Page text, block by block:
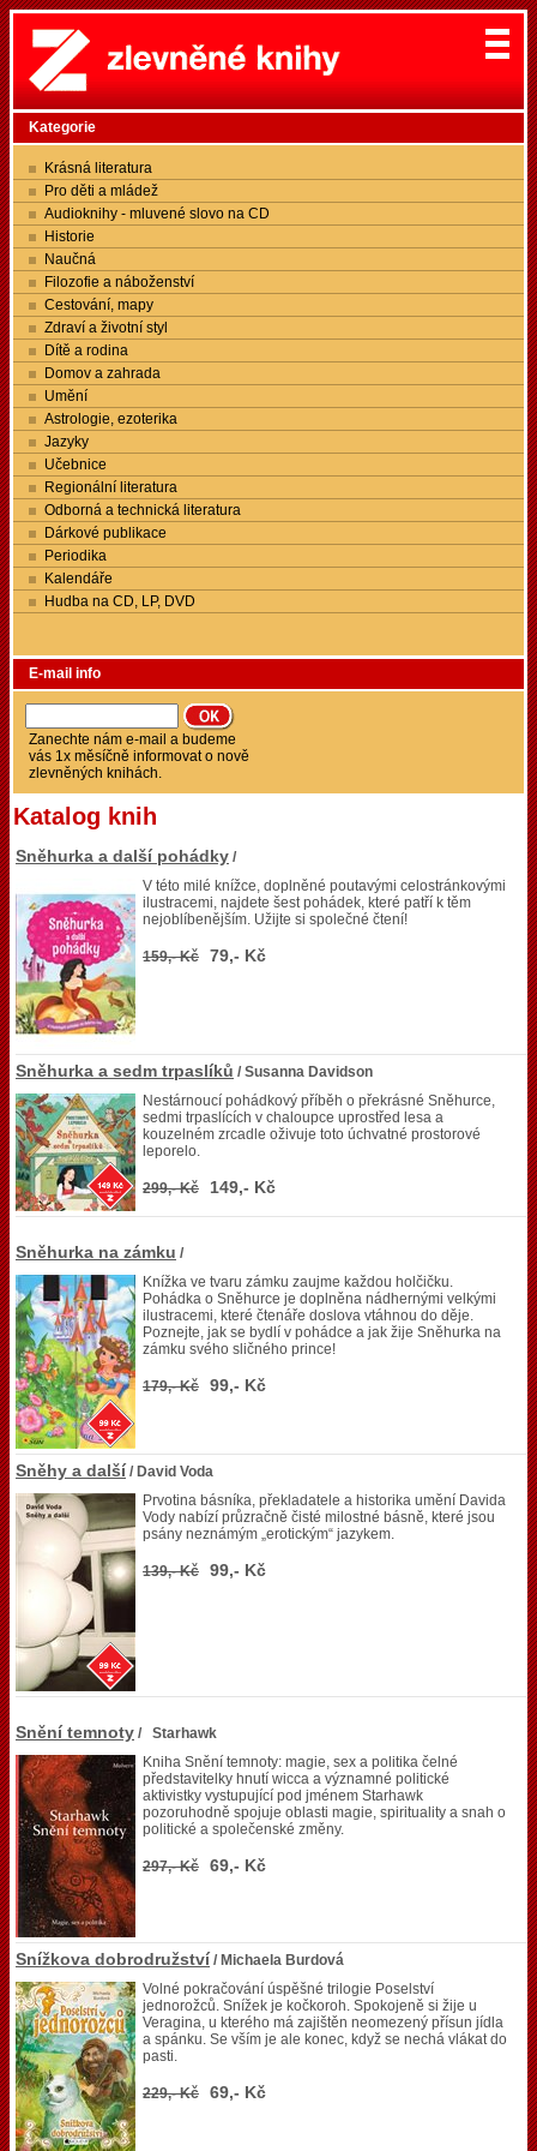
Kategorie
Krásná literatura
Pro děti a mládež
Audioknihy - mluvené slovo na CD
Historie
Naučná
Filozofie a náboženství
Cestování, mapy
Zdraví a životní styl
Dítě a rodina
Domov a zahrada
Umění
Astrologie, ezoterika
Jazyky
Učebnice
Regionální literatura
Odborná a technická literatura
Dárkové publikace
Periodika
Kalendáře
Hudba na CD, LP, DVD
E-mail info
Zanechte nám e-mail a budeme
vás 1x měsíčně informovat o nově
zlevněných knihách.
Katalog knih
Sněhurka a další pohádky /
V této milé knížce, doplněné poutavými celostránkovými
ilustracemi, najdete šest pohádek, které patří k těm
nejoblíbenějším. Užijte si společné čtení!
159,- Kč 79,- Kč
Sněhurka a sedm trpaslíků / Susanna Davidson
Nestárnoucí pohádkový příběh o překrásné Sněhurce,
sedmi trpaslících v chaloupce uprostřed lesa a
kouzelném zrcadle oživuje toto úchvatné prostorové
leporelo.
299,- Kč 149,- Kč
Sněhurka na zámku /
Knížka ve tvaru zámku zaujme každou holčičku.
Pohádka o Sněhurce je doplněna nádhernými velkými
ilustracemi, které čtenáře doslova vtáhnou do děje.
Poznejte, jak se bydlí v pohádce a jak žije Sněhurka na
zámku svého sličného prince!
179,- Kč 99,- Kč
Sněhy a další / David Voda
Prvotina básníka, překladatele a historika umění Davida
Vody nabízí průzračně čisté milostné básně, které jsou
psány neznámým „erotickým“ jazykem.
139,- Kč 99,- Kč
Snění temnoty / Starhawk
Kniha Snění temnoty: magie, sex a politika čelné
představitelky hnutí wicca a významné politické
aktivistky vystupující pod jménem Starhawk
pozoruhodně spojuje oblasti magie, spirituality a snah o
politické a společenské změny.
297,- Kč 69,- Kč
Snížkova dobrodružství / Michaela Burdová
Volné pokračování úspěšné trilogie Poselství
jednorožců. Snížek je kočkoroh. Spokojeně si žije u
Veragina, u kterého má zajištěn neomezený přísun jídla
a spánku. Se vším je ale konec, když se nechá vlákat do
pasti.
229,- Kč 69,- Kč